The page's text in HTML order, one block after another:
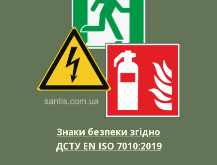
Знаки безпеки згідно
ДСТУ EN ISO 7010:2019